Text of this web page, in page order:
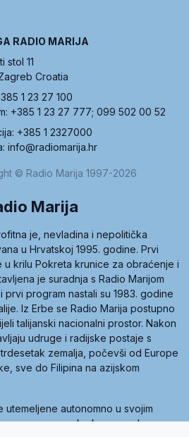
RADIO MARIJA
stol 11
Croatia
1 23 27 100
+385 1 23 27 777; 099 502 00 52
+385 1 2327000
info@radiomarija.hr
© Radio Marija 1997-2026
Marija
je, nevladina i nepolitička
u Hrvatskoj 1995. godine. Prvi
u krilu Pokreta krunice za obraćenje i
je suradnja s Radio Marijom
prvi program nastali su 1983. godine
Iz Erbe se Radio Marija postupno
talijanski nacionalni prostor. Nakon
udruge i radijske postaje s
zemalja, počevši od Europe
sve do Filipina na azijskom
utemeljene autonomno u svojim
povezane preko krovne udruge